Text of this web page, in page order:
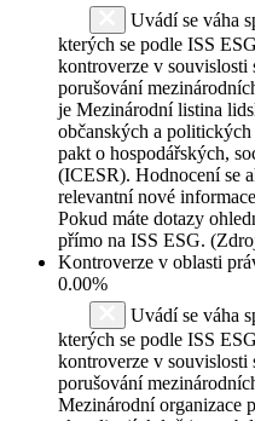
Uvádí se váha
kterých se podle ISS
kontroverze v souvislosti
porušování
je Mezinárodní listina
občanských a
pakt o hospodářských,
(ICESR). Hodnocení se
relevantní nové
Pokud máte dotazy
přímo na ISS ESG.
Kontroverze v oblasti
0.00%
Uvádí se váha
kterých se podle ISS
kontroverze v souvislosti
porušování
Mezinárodní organizace